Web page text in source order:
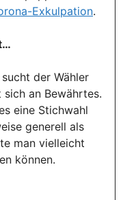
Exkulpation.
der Wähler
an Bewährtes.
eine Stichwahl
generell als
man vielleicht
können.